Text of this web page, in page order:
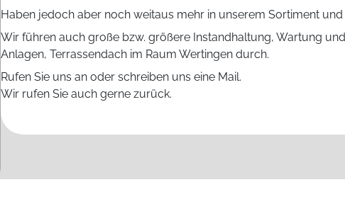
Haben jedoch aber noch weitaus mehr in unserem Sortiment
Wir führen auch große bzw. größere Instandhaltung, Wartung
Anlagen, Terrassendach im Raum Wertingen durch.
Rufen Sie uns an oder schreiben uns eine Mail.
Wir rufen Sie auch gerne zurück.